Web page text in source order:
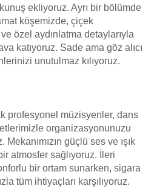
ekliyoruz. Ayrı bir bölümde
köşemizde, çiçek
özel aydınlatma detaylarıyla
katıyoruz. Sade ama göz alıcı
unutulmaz kılıyoruz.
profesyonel müzisyenler, dans
organizasyonunuzu
güçlü ses ve ışık
atmosfer sağlıyoruz. İleri
bir ortam sunarken, sigara
tüm ihtiyaçları karşılıyoruz.